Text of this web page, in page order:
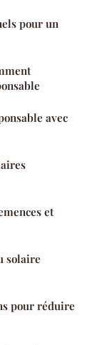
pour un
avec
et
solaire
pour réduire